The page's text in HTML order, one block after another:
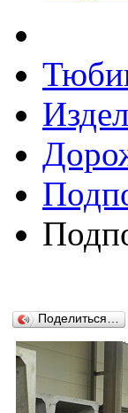
Поделиться…